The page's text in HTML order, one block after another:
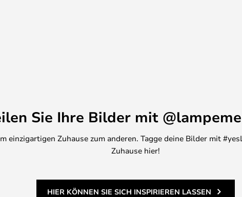
der Beleuchtung Sie wünschen.
für den Lampenschirm
Sie Ihre Bilder mit
einzigartigen Zuhause zum anderen. Tagge deine Bilder mit
Zuhause hier!
HIER KÖNNEN SIE SICH INSPIRIEREN LASSEN